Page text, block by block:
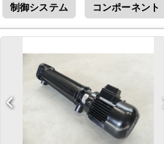
制御システム
コンポーネント